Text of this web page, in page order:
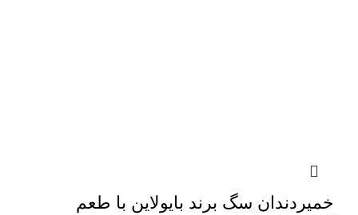
خمیردندان سگ برند بایولاین با طعم